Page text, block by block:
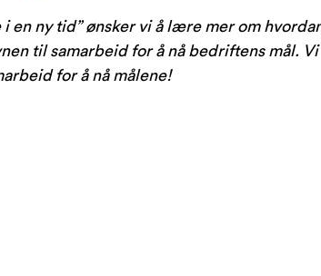
i en ny tid” ønsker vi å lære mer om
til samarbeid for å nå bedriftens mål.
for å nå målene!